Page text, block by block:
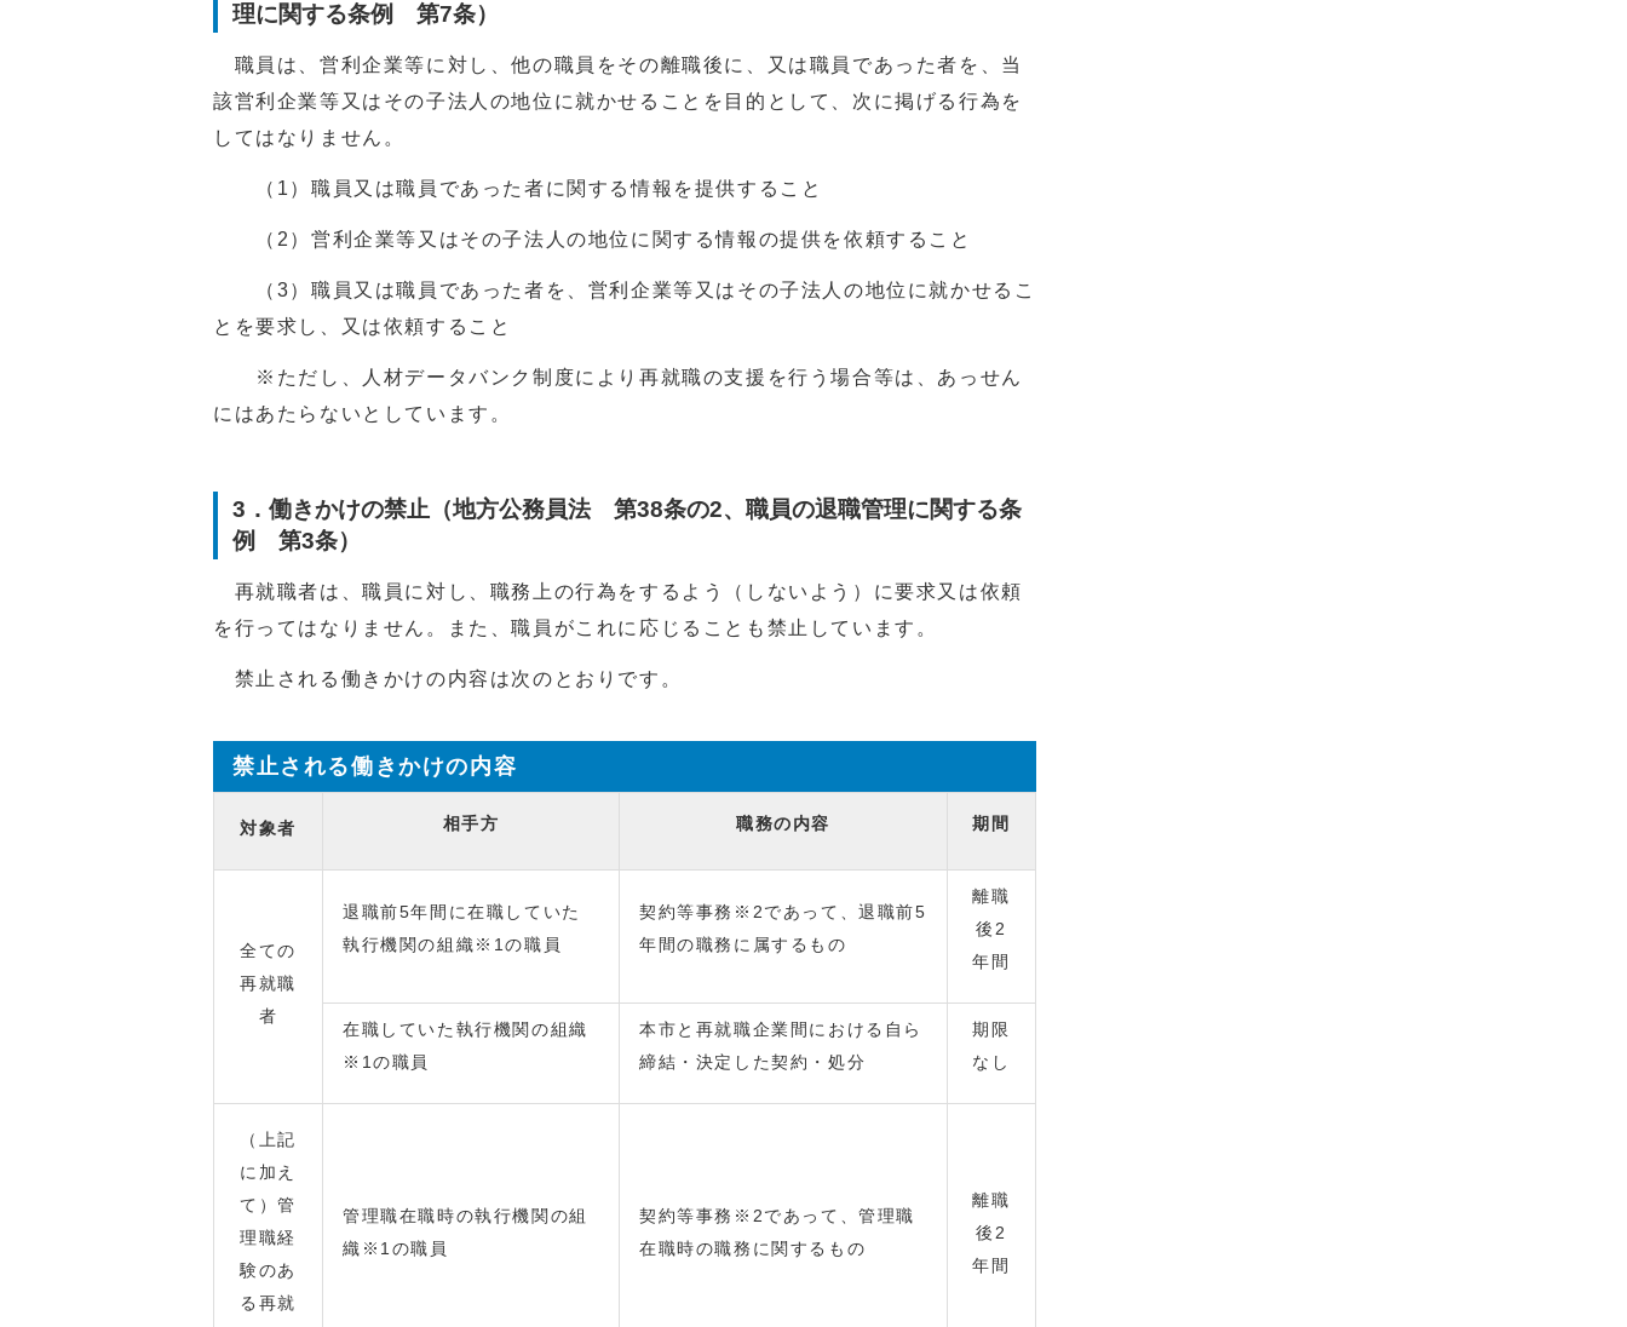
理に関する条例 第7条）
職員は、営利企業等に対し、他の職員をその離職後に、又は職員であった者を、当
該営利企業等又はその子法人の地位に就かせることを目的として、次に掲げる行為を
してはなりません。
（1）職員又は職員であった者に関する情報を提供すること
（2）営利企業等又はその子法人の地位に関する情報の提供を依頼すること
（3）職員又は職員であった者を、営利企業等又はその子法人の地位に就かせるこ
とを要求し、又は依頼すること
※ただし、人材データバンク制度により再就職の支援を行う場合等は、あっせん
にはあたらないとしています。
3．働きかけの禁止（地方公務員法 第38条の2、職員の退職管理に関する条
例 第3条）
再就職者は、職員に対し、職務上の行為をするよう（しないよう）に要求又は依頼
を行ってはなりません。また、職員がこれに応じることも禁止しています。
禁止される働きかけの内容は次のとおりです。
禁止される働きかけの内容
対象者 相手方 職務の内容 期間
全ての
再就職
者
退職前5年間に在職していた
執行機関の組織※1の職員
契約等事務※2であって、退職前5
年間の職務に属するもの
離職
後2
年間
在職していた執行機関の組織
※1の職員
本市と再就職企業間における自ら
締結・決定した契約・処分
期限
なし
（上記
に加え
て）管
理職経
験のあ
る再就
管理職在職時の執行機関の組
織※1の職員
契約等事務※2であって、管理職
在職時の職務に関するもの
離職
後2
年間